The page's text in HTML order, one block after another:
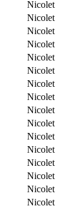
Nicolet
Nicolet
Nicolet
Nicolet
Nicolet
Nicolet
Nicolet
Nicolet
Nicolet
Nicolet
Nicolet
Nicolet
Nicolet
Nicolet
Nicolet
Nicolet